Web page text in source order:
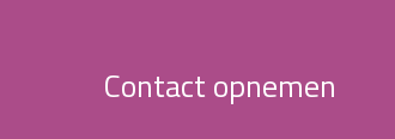
Contact opnemen